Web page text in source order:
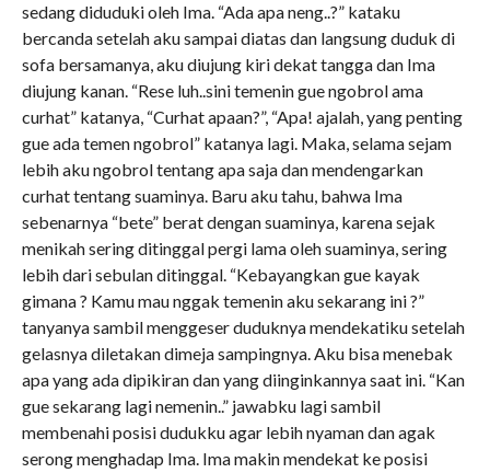
sedang diduduki oleh Ima. “Ada apa neng..?” kataku
bercanda setelah aku sampai diatas dan langsung duduk di
sofa bersamanya, aku diujung kiri dekat tangga dan Ima
diujung kanan. “Rese luh..sini temenin gue ngobrol ama
curhat” katanya, “Curhat apaan?”, “Apa! ajalah, yang penting
gue ada temen ngobrol” katanya lagi. Maka, selama sejam
lebih aku ngobrol tentang apa saja dan mendengarkan
curhat tentang suaminya. Baru aku tahu, bahwa Ima
sebenarnya “bete” berat dengan suaminya, karena sejak
menikah sering ditinggal pergi lama oleh suaminya, sering
lebih dari sebulan ditinggal. “Kebayangkan gue kayak
gimana ? Kamu mau nggak temenin aku sekarang ini ?”
tanyanya sambil menggeser duduknya mendekatiku setelah
gelasnya diletakan dimeja sampingnya. Aku bisa menebak
apa yang ada dipikiran dan yang diinginkannya saat ini. “Kan
gue sekarang lagi nemenin..” jawabku lagi sambil
membenahi posisi dudukku agar lebih nyaman dan agak
serong menghadap Ima. Ima makin mendekat ke posisi